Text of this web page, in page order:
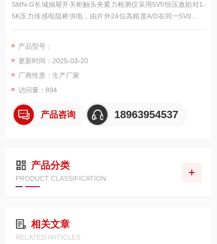
SMN-G长城抽屉开关柜触头夹紧力检测仪采用5V0恒压激励对1-
5K压力传感电阻桥供电，由片外24位高精度A/D在同一5V0基准
下采集数据。由中英文双语提示软件菜单选定各类测量方式，数
蜂鸣器提醒和专用绿红OK和OUT灯提示输出结果合格与否，是检
测电力设备触点压力是否合格的专用测量仪器。
产品型号：
更新时间：2025-03-20
厂商性质：生产厂家
访问量：894
产品咨询 18963954537
产品分类
PRODUCT CLASSIFICATION
相关文章
RELATED ARTICLES